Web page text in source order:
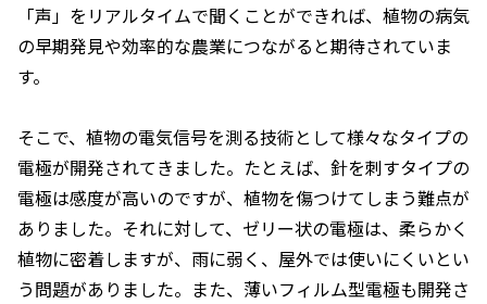
「声」をリアルタイムで聞くことができれば、植物の病気
の早期発見や効率的な農業につながると期待されていま
す。
そこで、植物の電気信号を測る技術として様々なタイプの
電極が開発されてきました。たとえば、針を刺すタイプの
電極は感度が高いのですが、植物を傷つけてしまう難点が
ありました。それに対して、ゼリー状の電極は、柔らかく
植物に密着しますが、雨に弱く、屋外では使いにくいとい
う問題がありました。また、薄いフィルム型電極も開発さ